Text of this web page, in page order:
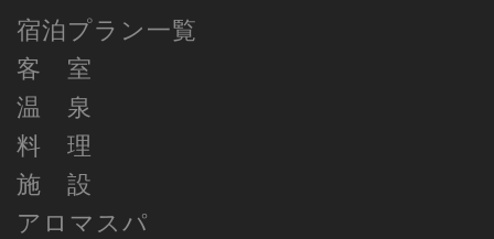
宿泊プラン一覧
客 室
温 泉
料 理
施 設
アロマスパ